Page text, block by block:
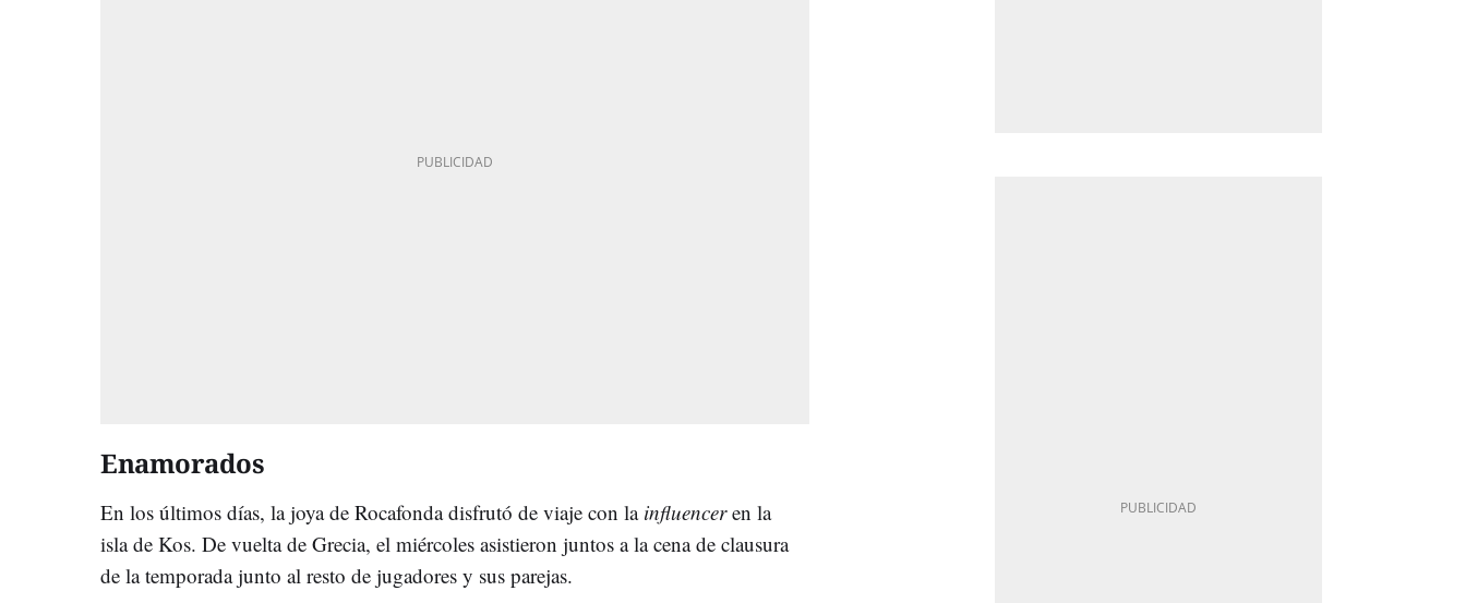
Enamorados
En los últimos días, la joya de Rocafonda disfrutó de viaje con la influenceren la
isla de Kos. De vuelta de Grecia, el miércoles asistieron juntos a la cena de clausura
de la temporada junto al resto de jugadores y sus parejas.